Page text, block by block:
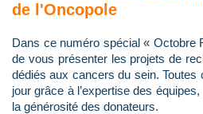
de l'Oncopole
Dans ce numéro spécial « Octobre
de vous présenter les projets de
dédiés aux cancers du sein.
jour grâce à l’expertise des
la générosité des donateurs.